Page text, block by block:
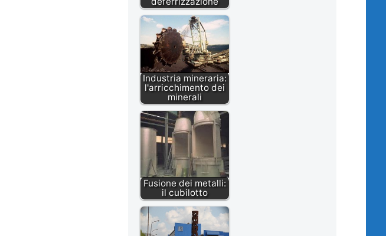
Industria mineraria:
l'arricchimento dei
minerali
Fusione dei metalli:
il cubilotto